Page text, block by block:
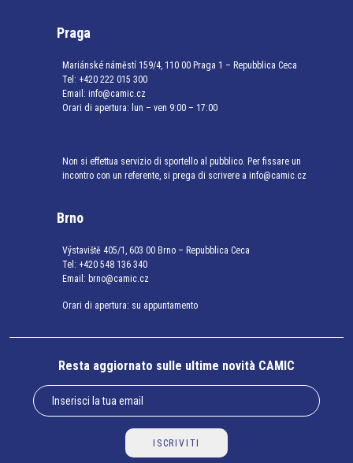
Praga
Mariánské náměstí 159/4, 110 00 Praga 1 – Repubblica Ceca
Tel: +420 222 015 300
Email: info@camic.cz
Orari di apertura: lun – ven 9:00 – 17:00
Non si effettua servizio di sportello al pubblico. Per fissare un
incontro con un referente, si prega di scrivere a info@camic.cz
Brno
Výstaviště 405/1, 603 00 Brno – Repubblica Ceca
Tel: +420 548 136 340
Email: brno@camic.cz
Orari di apertura: su appuntamento
Resta aggiornato sulle ultime novità CAMIC
ISCRIVITI